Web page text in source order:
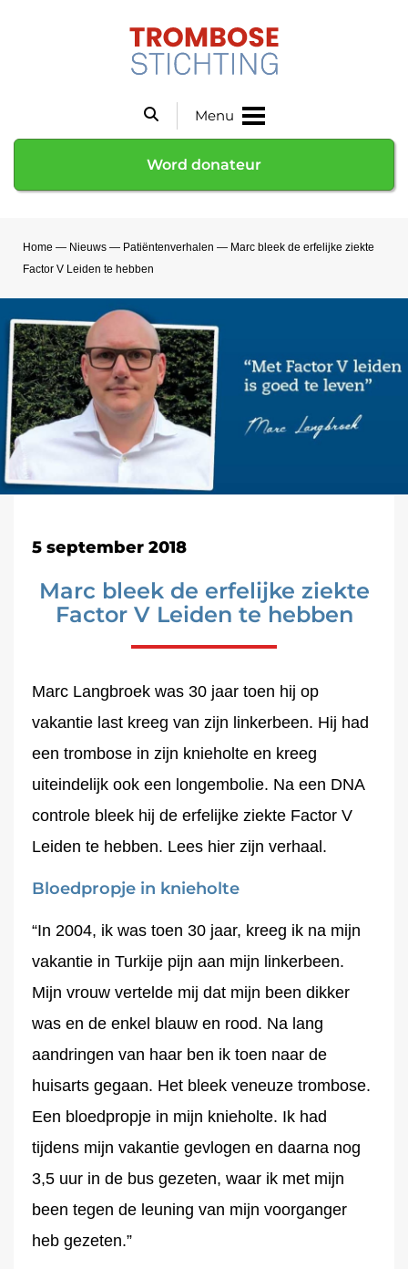
Word donateur
Menu
Home — Nieuws — Patiëntenverhalen — Marc bleek de erfelijke ziekte
Factor V Leiden te hebben
5 september 2018
Marc bleek de erfelijke ziekte
Factor V Leiden te hebben
Marc Langbroek was 30 jaar toen hij op
vakantie last kreeg van zijn linkerbeen. Hij had
een trombose in zijn knieholte en kreeg
uiteindelijk ook een longembolie. Na een DNA
controle bleek hij de erfelijke ziekte Factor V
Leiden te hebben. Lees hier zijn verhaal.
Bloedpropje in knieholte
“In 2004, ik was toen 30 jaar, kreeg ik na mijn
vakantie in Turkije pijn aan mijn linkerbeen.
Mijn vrouw vertelde mij dat mijn been dikker
was en de enkel blauw en rood. Na lang
aandringen van haar ben ik toen naar de
huisarts gegaan. Het bleek veneuze trombose.
Een bloedpropje in mijn knieholte. Ik had
tijdens mijn vakantie gevlogen en daarna nog
3,5 uur in de bus gezeten, waar ik met mijn
been tegen de leuning van mijn voorganger
heb gezeten.”